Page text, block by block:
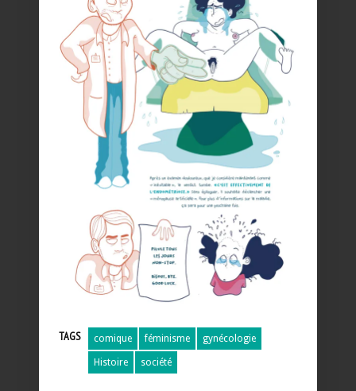
TAGS comique féminisme gynécologie
Histoire société